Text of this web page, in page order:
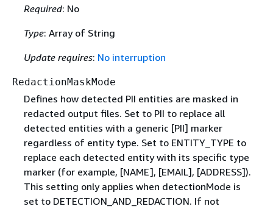
Required: No
Type: Array of String
Update requires: No interruption
RedactionMaskMode
Defines how detected PII entities are masked in
redacted output files. Set to PII to replace all
detected entities with a generic [PII] marker
regardless of entity type. Set to ENTITY_TYPE to
replace each detected entity with its specific type
marker (for example, [NAME], [EMAIL], [ADDRESS]).
This setting only applies when detectionMode is
set to DETECTION_AND_REDACTION. If not